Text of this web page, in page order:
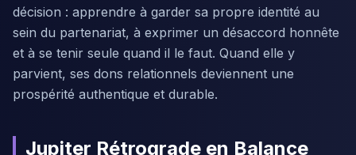
décision : apprendre à garder sa propre identité au
sein du partenariat, à exprimer un désaccord honnête
et à se tenir seule quand il le faut. Quand elle y
parvient, ses dons relationnels deviennent une
prospérité authentique et durable.
Jupiter Rétrograde en Balance